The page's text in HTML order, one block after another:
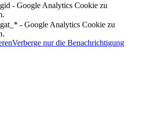
- Google Analytics Cookie zu
- Google Analytics Cookie zu
Verberge nur die Benachrichtigung